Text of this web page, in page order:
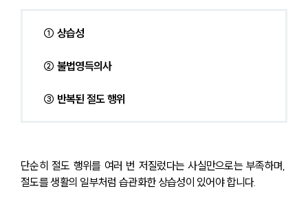
구성원 소개
소식/자료
① 상습성
② 불법영득의사
③ 반복된 절도 행위
단순히 절도 행위를 여러 번 저질렀다는 사실만으로는 부족하며,
절도를 생활의 일부처럼 습관화한 상습성이 있어야 합니다.